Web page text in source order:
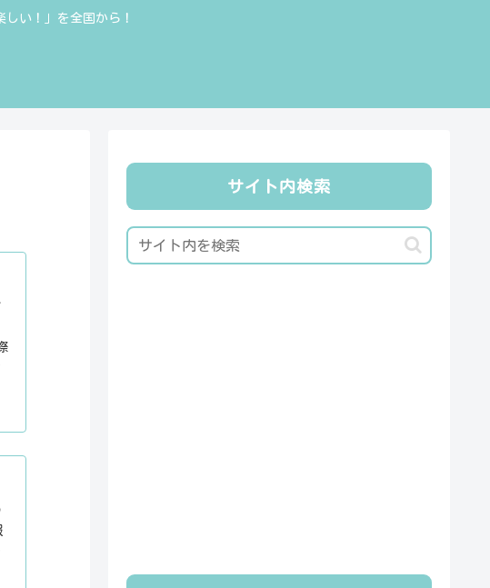
い！」を全国から！
サイト内検索